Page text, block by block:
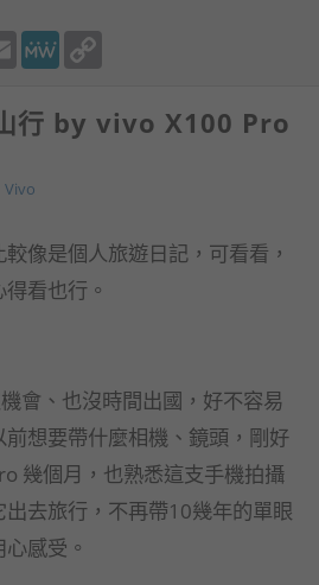
Email MeWe
行 by vivo X100 Pro
Vivo
像是個人旅遊日記，可看看，
看也行。
會、也沒時間出國，好不容易
想要帶什麼相機、鏡頭，剛好
幾個月，也熟悉這支手機拍攝
去旅行，不再帶10幾年的單眼
感受。